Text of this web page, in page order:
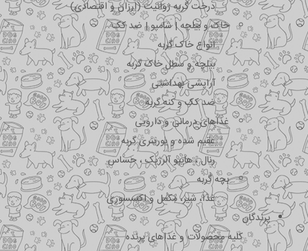
درخت گربه ژوانیت (ارزان و اقتصادی)
خاک و بیلچه | شامپو | ضد کک
انواع خاک گربه
بیلچه و سطل خاک گربه
آرایشی بهداشتی
ضد کک و کنه گربه
غذاهای درمانی و دارویی
عقیم شده و یورینری گربه
رنال ، هایپو آلرژیک ، حساس
بچه گربه
غذا، شیر، مکمل و اکسسوری
پرندگان
کلیه محصولات و غذاهای پرنده